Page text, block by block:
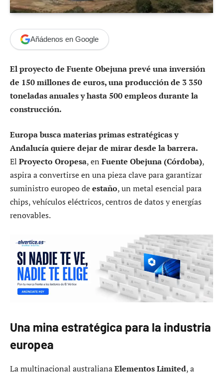
Añádenos en Google
El proyecto de Fuente Obejuna prevé una inversión
de 150 millones de euros, una producción de 3 350
toneladas anuales y hasta 500 empleos durante la
construcción.
Europa busca materias primas estratégicas y
Andalucía quiere dejar de mirar desde la barrera.
El Proyecto Oropesa, en Fuente Obejuna (Córdoba),
aspira a convertirse en una pieza clave para garantizar
suministro europeo deestaño, un metal esencial para
chips, vehículos eléctricos, centros de datos y energías
renovables.
Una mina estratégica para la industria
europea
La multinacional australianaElementos Limited, a